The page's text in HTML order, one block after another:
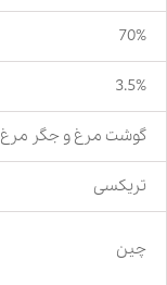
70%
3.5%
گوشت مرغ و جگر مرغ
تریکسی
چین